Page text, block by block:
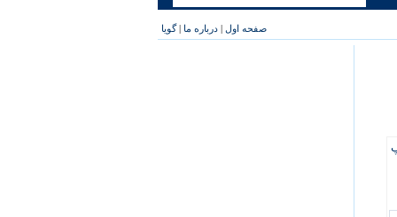
صفحه اول | درباره ما |گویا